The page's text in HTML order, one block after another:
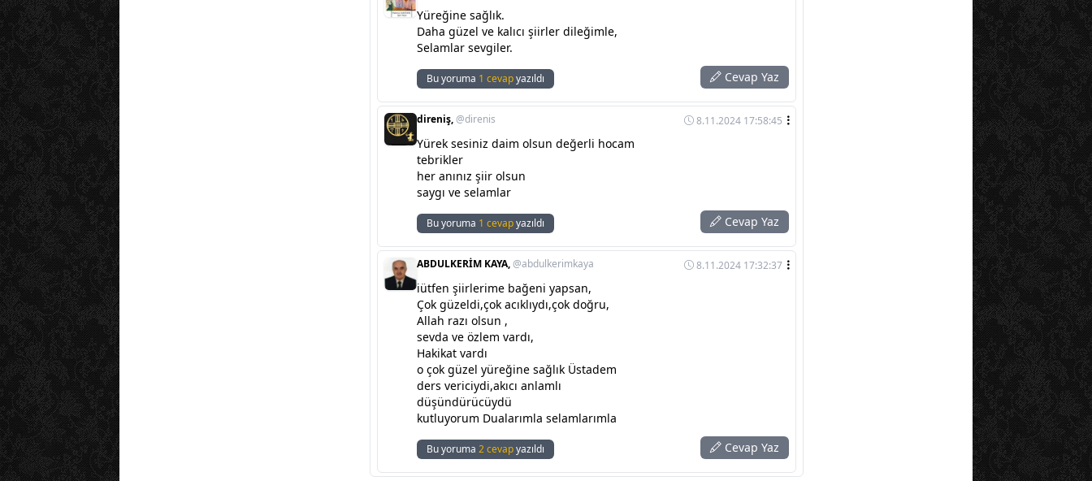
Yüreğine sağlık.
Daha güzel ve kalıcı şiirler dileğimle,
Selamlar sevgiler.
Bu yoruma 1 cevapyazıldı Cevap Yaz
direniş,@direnis 8.11.2024 17:58:45
Yürek sesiniz daim olsun değerli hocam
tebrikler
her anınız şiir olsun
saygı ve selamlar
Bu yoruma 1 cevapyazıldı Cevap Yaz
ABDULKERİM KAYA,@abdulkerimkaya 8.11.2024 17:32:37
iütfen şiirlerime bağeni yapsan,
Çok güzeldi,çok acıklıydı,çok doğru,
Allah razı olsun ,
sevda ve özlem vardı,
Hakikat vardı
o çok güzel yüreğine sağlık Üstadem
ders vericiydi,akıcı anlamlı
düşündürücüydü
kutluyorum Dualarımla selamlarımla
Bu yoruma 2 cevapyazıldı Cevap Yaz